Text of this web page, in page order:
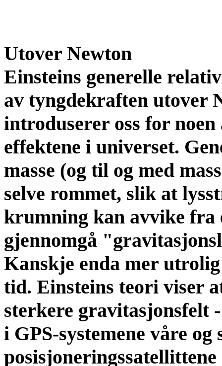
Utover Newton
Einsteins generelle
av tyngdekraften utover
introduserer oss for
effektene i universet.
masse (og til og med
selve rommet, slik at
krumning kan avvike fra
gjennomgå
Kanskje enda mer
tid. Einsteins teori viser
sterkere gravitasjonsfelt
i GPS-systemene våre